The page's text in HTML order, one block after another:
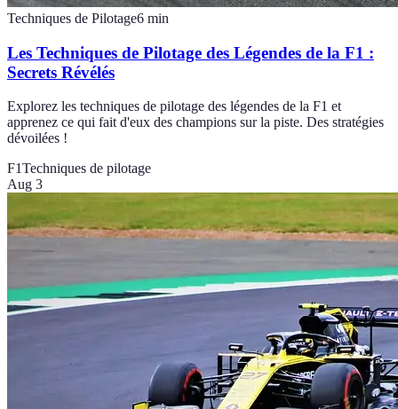
Techniques de Pilotage6 min
Les Techniques de Pilotage des Légendes de la F1 :
Secrets Révélés
Explorez les techniques de pilotage des légendes de la F1 et
apprenez ce qui fait d'eux des champions sur la piste. Des stratégies
dévoilées !
F1Techniques de pilotage
Aug 3